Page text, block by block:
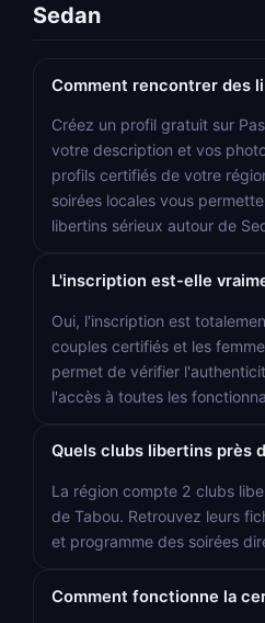
Sedan
Comment rencontrer des
Créez un profil gratuit sur
votre description et vos
profils certifiés de votre
soirées locales vous
libertins sérieux autour de
L'inscription est-elle
Oui, l'inscription est
couples certifiés et les
permet de vérifier
l'accès à toutes les
Quels clubs libertins près
La région compte 2 clubs
de Tabou. Retrouvez leurs
et programme des soirées
Comment fonctionne la